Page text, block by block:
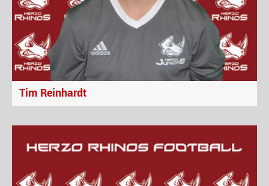
Tim Reinhardt